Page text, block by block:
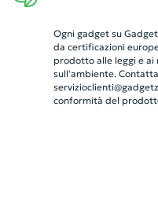
Ogni gadget su
da certificazioni
prodotto alle leggi e ai
sull'ambiente.
conformità del